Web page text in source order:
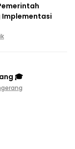
Implementasi
🎓